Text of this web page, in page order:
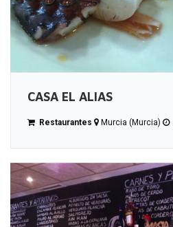
CASA EL ALIAS
Restaurantes Murcia (Murcia)